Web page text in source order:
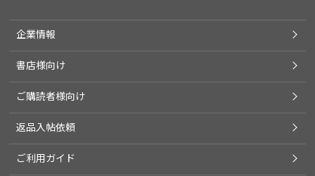
企業情報
書店様向け
ご購読者様向け
返品入帖依頼
ご利用ガイド